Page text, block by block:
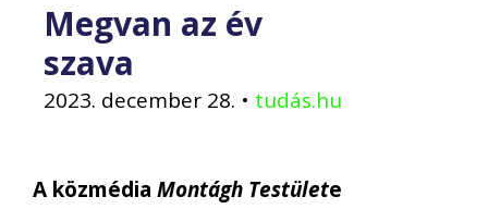
Megvan az év
szava
2023. december 28. • tudás.hu
A közmédia Montágh Testülete